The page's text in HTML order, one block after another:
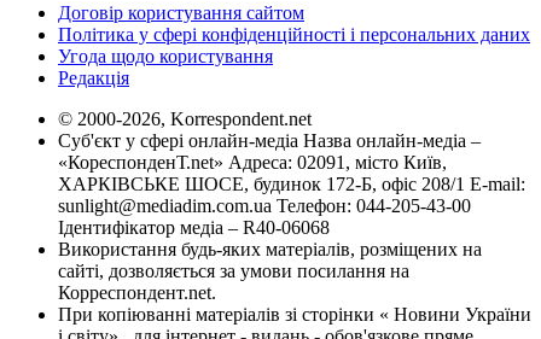
Договір користування сайтом
Політика у сфері конфіденційності і персональних даних
Угода щодо користування
Редакція
© 2000-2026, Korrespondent.net
Суб'єкт у сфері онлайн-медіа Назва онлайн-медіа –
«КореспонденТ.net» Адреса: 02091, місто Київ,
ХАРКІВСЬКЕ ШОСЕ, будинок 172-Б, офіс 208/1 E-mail:
sunlight@mediadim.com.ua Телефон: 044-205-43-00
Ідентифікатор медіа – R40-06068
Використання будь-яких матеріалів, розміщених на
сайті, дозволяється за умови посилання на
Корреспондент.net.
При копіюванні матеріалів зі сторінки « Новини України